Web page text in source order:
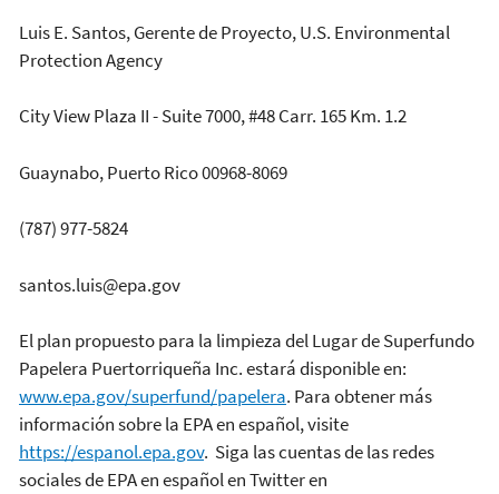
Luis E. Santos, Gerente de Proyecto, U.S. Environmental
Protection Agency
City View Plaza II - Suite 7000, #48 Carr. 165 Km. 1.2
Guaynabo, Puerto Rico 00968-8069
(787) 977-5824
santos.luis@epa.gov
El plan propuesto para la limpieza del Lugar de Superfundo
Papelera Puertorriqueña Inc. estará disponible en:
www.epa.gov/superfund/papelera. Para obtener más
información sobre la EPA en español, visite
https://espanol.epa.gov. Siga las cuentas de las redes
sociales de EPA en español en Twitter en